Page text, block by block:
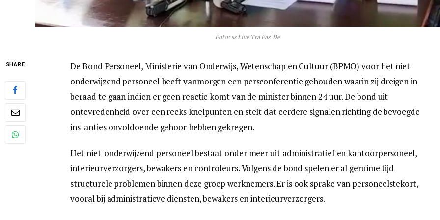
Foto: ss Live Tra Fas' De
SHARE
De Bond Personeel, Ministerie van Onderwijs, Wetenschap en Cultuur (BPMO) voor het niet-
onderwijzend personeel heeft vanmorgen een persconferentie gehouden waarin zij dreigen in
beraad te gaan indien er geen reactie komt van de minister binnen 24 uur. De bond uit
ontevredenheid over een reeks knelpunten en stelt dat eerdere signalen richting de bevoegde
instanties onvoldoende gehoor hebben gekregen.
Het niet-onderwijzend personeel bestaat onder meer uit administratief en kantoorpersoneel,
interieurverzorgers, bewakers en controleurs. Volgens de bond spelen er al geruime tijd
structurele problemen binnen deze groep werknemers. Er is ook sprake van personeelstekort,
vooral bij administratieve diensten, bewakers en interieurverzorgers.